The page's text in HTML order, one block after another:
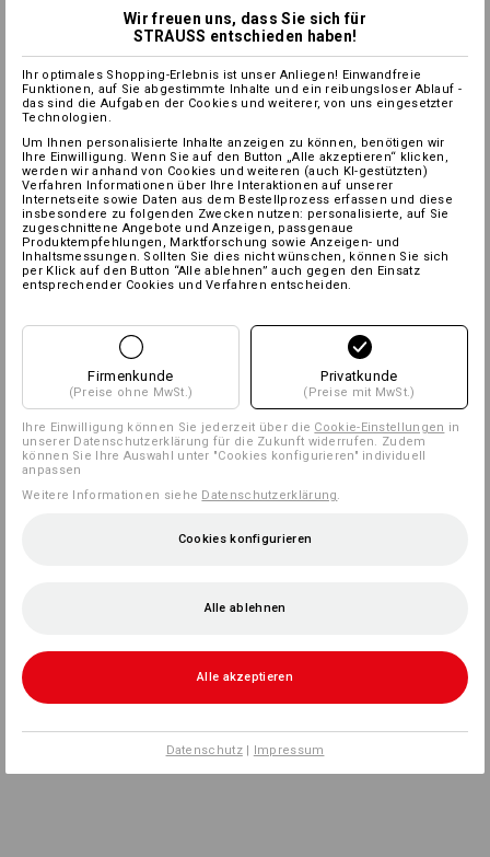
Wir freuen uns, dass Sie sich für
STRAUSS entschieden haben!
Ihr optimales Shopping-Erlebnis ist unser Anliegen! Einwandfreie
Funktionen, auf Sie abgestimmte Inhalte und ein reibungsloser Ablauf -
das sind die Aufgaben der Cookies und weiterer, von uns eingesetzter
Technologien.
Um Ihnen personalisierte Inhalte anzeigen zu können, benötigen wir
Ihre Einwilligung. Wenn Sie auf den Button „Alle akzeptieren“ klicken,
werden wir anhand von Cookies und weiteren (auch KI-gestützten)
Verfahren Informationen über Ihre Interaktionen auf unserer
Internetseite sowie Daten aus dem Bestellprozess erfassen und diese
insbesondere zu folgenden Zwecken nutzen: personalisierte, auf Sie
zugeschnittene Angebote und Anzeigen, passgenaue
Produktempfehlungen, Marktforschung sowie Anzeigen- und
Inhaltsmessungen. Sollten Sie dies nicht wünschen, können Sie sich
per Klick auf den Button “Alle ablehnen” auch gegen den Einsatz
entsprechender Cookies und Verfahren entscheiden.
Firmenkunde
(Preise ohne MwSt.)
Privatkunde
(Preise mit MwSt.)
Ihre Einwilligung können Sie jederzeit über die Cookie-Einstellungen in
unserer Datenschutzerklärung für die Zukunft widerrufen. Zudem
können Sie Ihre Auswahl unter "Cookies konfigurieren" individuell
anpassen
Weitere Informationen siehe Datenschutzerklärung
Cookies konfigurieren
Alle ablehnen
Alle akzeptieren
Datenschutz| Impressum